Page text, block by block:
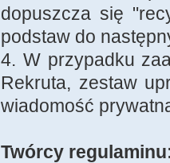
dopuszcza się
podstaw do
4. W przypadku
Rekruta, zestaw
wiadomość
Twórcy